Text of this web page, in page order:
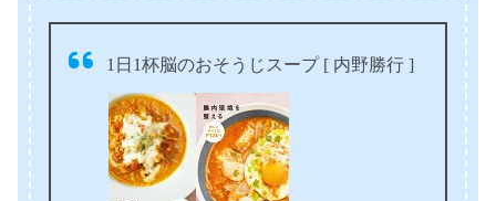
1日1杯脳のおそうじスープ [ 内野勝行 ]